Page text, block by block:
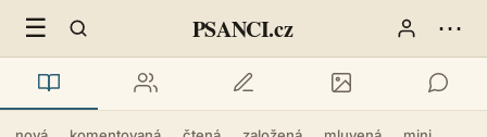
☰ PSANCI.cz ⋯